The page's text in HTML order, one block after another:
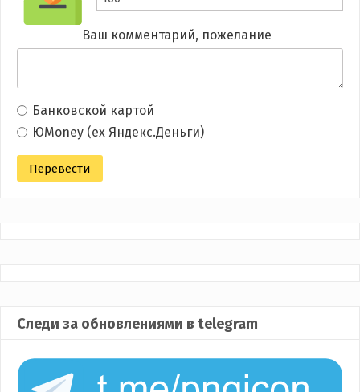
Ваш комментарий, пожелание
Банковской картой
ЮMoney (ex Яндекс.Деньги)
Следи за обновлениями в telegram